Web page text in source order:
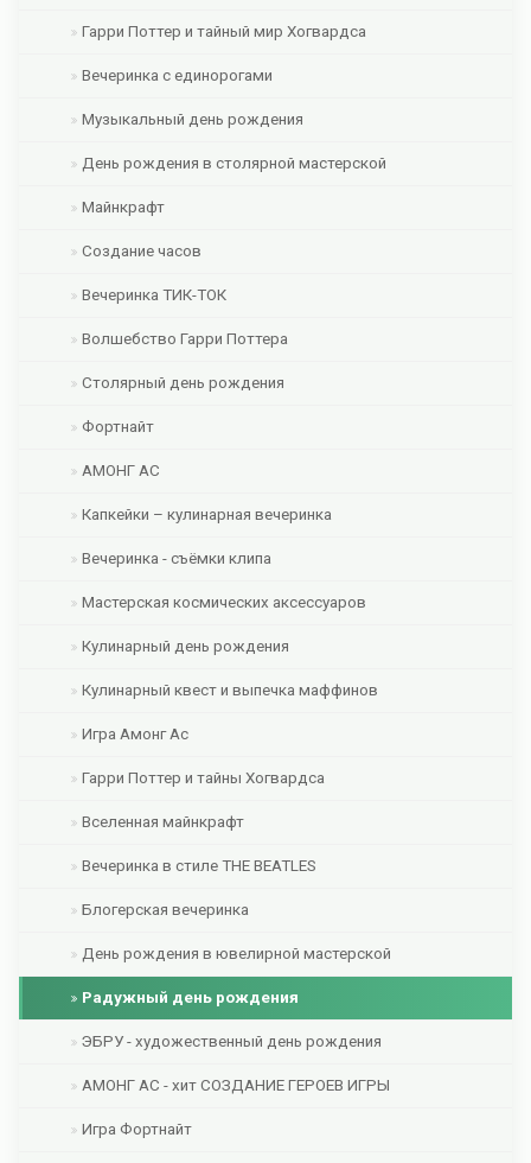
Гарри Поттер и тайный мир Хогвардса
Вечеринка с единорогами
Музыкальный день рождения
День рождения в столярной мастерской
Майнкрафт
Создание часов
Вечеринка ТИК-ТОК
Волшебство Гарри Поттера
Столярный день рождения
Фортнайт
АМОНГ АС
Капкейки – кулинарная вечеринка
Вечеринка - съёмки клипа
Мастерская космических аксессуаров
Кулинарный день рождения
Кулинарный квест и выпечка маффинов
Игра Амонг Ас
Гарри Поттер и тайны Хогвардса
Вселенная майнкрафт
Вечеринка в стиле THE BEATLES
Блогерская вечеринка
День рождения в ювелирной мастерской
Радужный день рождения
ЭБРУ - художественный день рождения
АМОНГ АС - хит СОЗДАНИЕ ГЕРОЕВ ИГРЫ
Игра Фортнайт